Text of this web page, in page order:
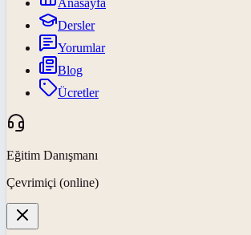
Dersler
Yorumlar
Blog
Ücretler
Eğitim Danışmanı
Çevrimiçi (online)